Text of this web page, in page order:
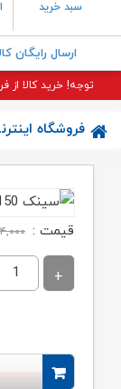
سبد خرید
ارسال رایگان کالای
توجه! خرید کالا از
فروشگاه
قیمت :